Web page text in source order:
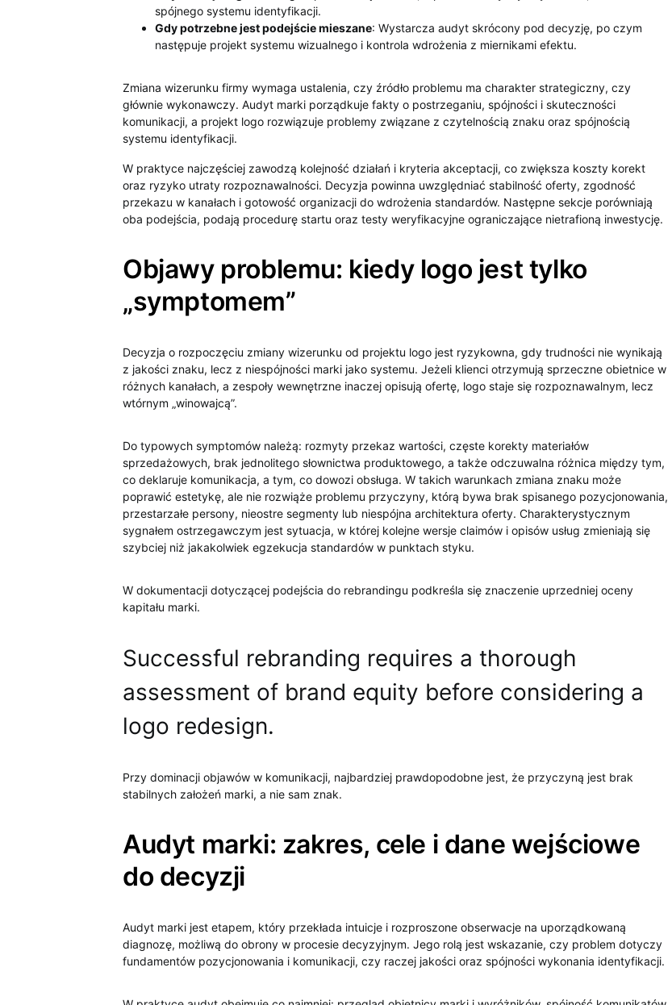
spójnego systemu identyfikacji.
Gdy potrzebne jest podejście mieszane: Wystarcza audyt skrócony pod decyzję, po czym
następuje projekt systemu wizualnego i kontrola wdrożenia z miernikami efektu.
Zmiana wizerunku firmy wymaga ustalenia, czy źródło problemu ma charakter strategiczny, czy
głównie wykonawczy. Audyt marki porządkuje fakty o postrzeganiu, spójności i skuteczności
komunikacji, a projekt logo rozwiązuje problemy związane z czytelnością znaku oraz spójnością
systemu identyfikacji.
W praktyce najczęściej zawodzą kolejność działań i kryteria akceptacji, co zwiększa koszty korekt
oraz ryzyko utraty rozpoznawalności. Decyzja powinna uwzględniać stabilność oferty, zgodność
przekazu w kanałach i gotowość organizacji do wdrożenia standardów. Następne sekcje porówniają
oba podejścia, podają procedurę startu oraz testy weryfikacyjne ograniczające nietrafioną inwestycję.
Objawy problemu: kiedy logo jest tylko
„symptomem”
Decyzja o rozpoczęciu zmiany wizerunku od projektu logo jest ryzykowna, gdy trudności nie wynikają
z jakości znaku, lecz z niespójności marki jako systemu. Jeżeli klienci otrzymują sprzeczne obietnice w
różnych kanałach, a zespoły wewnętrzne inaczej opisują ofertę, logo staje się rozpoznawalnym, lecz
wtórnym „winowajcą”.
Do typowych symptomów należą: rozmyty przekaz wartości, częste korekty materiałów
sprzedażowych, brak jednolitego słownictwa produktowego, a także odczuwalna różnica między tym,
co deklaruje komunikacja, a tym, co dowozi obsługa. W takich warunkach zmiana znaku może
poprawić estetykę, ale nie rozwiąże problemu przyczyny, którą bywa brak spisanego pozycjonowania,
przestarzałe persony, nieostre segmenty lub niespójna architektura oferty. Charakterystycznym
sygnałem ostrzegawczym jest sytuacja, w której kolejne wersje claimów i opisów usług zmieniają się
szybciej niż jakakolwiek egzekucja standardów w punktach styku.
W dokumentacji dotyczącej podejścia do rebrandingu podkreśla się znaczenie uprzedniej oceny
kapitału marki.
Successful rebranding requires a thorough
assessment of brand equity before considering a
logo redesign.
Przy dominacji objawów w komunikacji, najbardziej prawdopodobne jest, że przyczyną jest brak
stabilnych założeń marki, a nie sam znak.
Audyt marki: zakres, cele i dane wejściowe
do decyzji
Audyt marki jest etapem, który przekłada intuicje i rozproszone obserwacje na uporządkowaną
diagnozę, możliwą do obrony w procesie decyzyjnym. Jego rolą jest wskazanie, czy problem dotyczy
fundamentów pozycjonowania i komunikacji, czy raczej jakości oraz spójności wykonania identyfikacji.